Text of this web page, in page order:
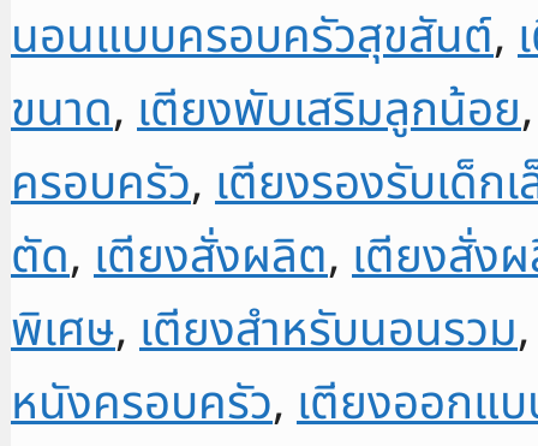
นอนแบบครอบครัวสุขสันต์,
ขนาด, เตียงพับเสริมลูกน้อย
ครอบครัว, เตียงรองรับเด็ก
ตัด, เตียงสั่งผลิต, เตียงสั่ง
พิเศษ, เตียงสำหรับนอนรวม
หนังครอบครัว, เตียงออกแบ